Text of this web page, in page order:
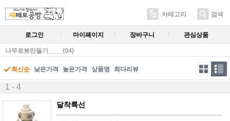
카테고리 검색
로그인 마이페이지 장바구니 관심상품
나무로봇만들기____(04)
최신순 낮은가격 높은가격 상품명 최다리뷰
1 - 4
달착륙선